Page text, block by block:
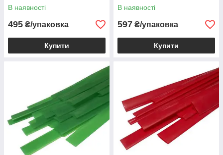
В наявності
495 ₴/упаковка
Купити
В наявності
597 ₴/упаковка
Купити